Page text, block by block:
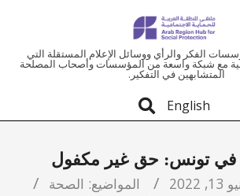
الفكر والرأي ووسائل الإعلام المستقلة التي
مع شبكة واسعة من المؤسسات وأصحاب المصلحة
المتشابهين في التفكير.
English
في تونس: حق غير مكفول
2022 المواضيع: الصحة